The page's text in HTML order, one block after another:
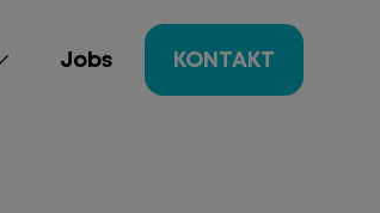
Jobs KONTAKT